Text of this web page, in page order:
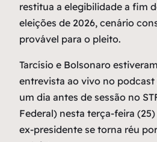
restitua a elegibilidade a fim
eleições de 2026, cenário
provável para o pleito.
Tarcísio e Bolsonaro
entrevista ao vivo no
um dia antes de sessão no
Federal) nesta terça-feira
ex-presidente se torna réu